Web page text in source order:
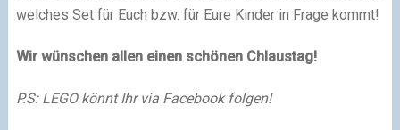
welches Set für Euch bzw. für Eure Kinder in Frage kommt!
Wir wünschen allen einen schönen Chlaustag!
P.S: LEGO könnt Ihr via Facebook folgen!